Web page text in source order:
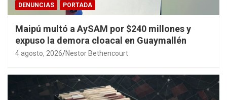
DENUNCIAS PORTADA
Maipú multó a AySAM por $240 millones y
expuso la demora cloacal en Guaymallén
4 agosto, 2026 Nestor Bethencourt